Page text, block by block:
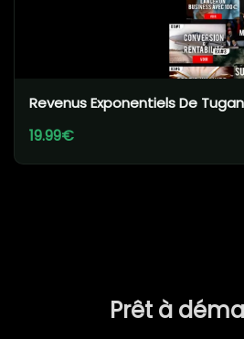
Revenus Exponentiels De
19.99€
Prêt à